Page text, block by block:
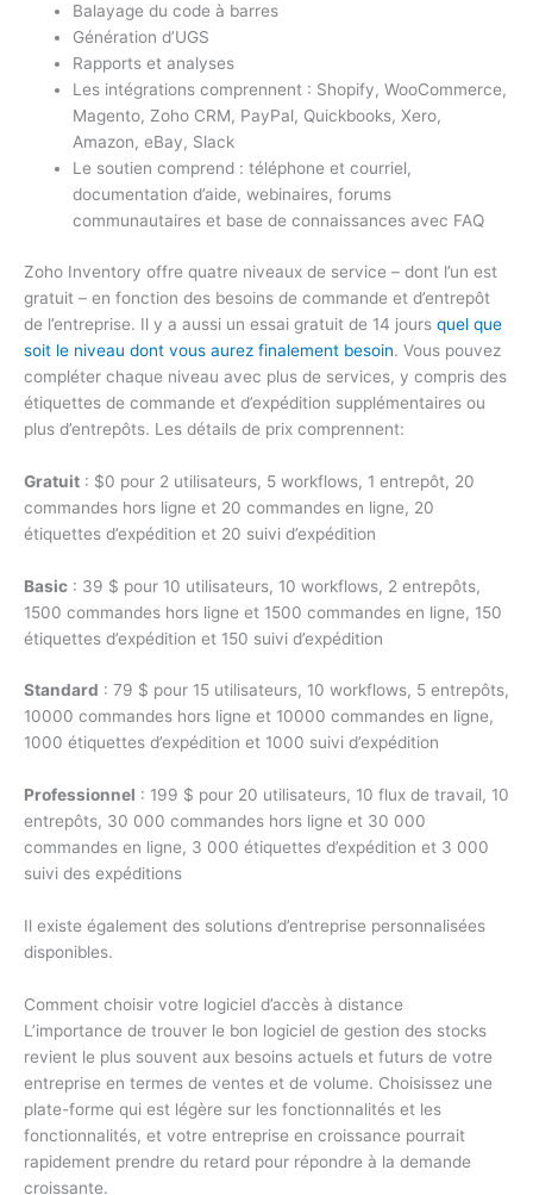
Balayage du code à barres
Génération d’UGS
Rapports et analyses
Les intégrations comprennent : Shopify, WooCommerce,
Magento, Zoho CRM, PayPal, Quickbooks, Xero,
Amazon, eBay, Slack
Le soutien comprend : téléphone et courriel,
documentation d’aide, webinaires, forums
communautaires et base de connaissances avec FAQ
Zoho Inventory offre quatre niveaux de service – dont l’un est
gratuit – en fonction des besoins de commande et d’entrepôt
de l’entreprise. Il y a aussi un essai gratuit de 14 jours quel que
soit le niveau dont vous aurez finalement besoin. Vous pouvez
compléter chaque niveau avec plus de services, y compris des
étiquettes de commande et d’expédition supplémentaires ou
plus d’entrepôts. Les détails de prix comprennent:
Gratuit : $0 pour 2 utilisateurs, 5 workflows, 1 entrepôt, 20
commandes hors ligne et 20 commandes en ligne, 20
étiquettes d’expédition et 20 suivi d’expédition
Basic : 39 $ pour 10 utilisateurs, 10 workflows, 2 entrepôts,
1500 commandes hors ligne et 1500 commandes en ligne, 150
étiquettes d’expédition et 150 suivi d’expédition
Standard : 79 $ pour 15 utilisateurs, 10 workflows, 5 entrepôts,
10000 commandes hors ligne et 10000 commandes en ligne,
1000 étiquettes d’expédition et 1000 suivi d’expédition
Professionnel : 199 $ pour 20 utilisateurs, 10 flux de travail, 10
entrepôts, 30 000 commandes hors ligne et 30 000
commandes en ligne, 3 000 étiquettes d’expédition et 3 000
suivi des expéditions
Il existe également des solutions d’entreprise personnalisées
disponibles.
Comment choisir votre logiciel d’accès à distance
L’importance de trouver le bon logiciel de gestion des stocks
revient le plus souvent aux besoins actuels et futurs de votre
entreprise en termes de ventes et de volume. Choisissez une
plate-forme qui est légère sur les fonctionnalités et les
fonctionnalités, et votre entreprise en croissance pourrait
rapidement prendre du retard pour répondre à la demande
croissante.